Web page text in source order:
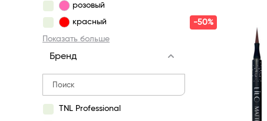
розовый
красный
Показать больше
Бренд
TNL Professional
-50%